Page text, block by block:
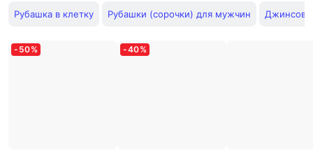
Рубашка в клетку Рубашки (сорочки) для мужчин
- 50% -40%